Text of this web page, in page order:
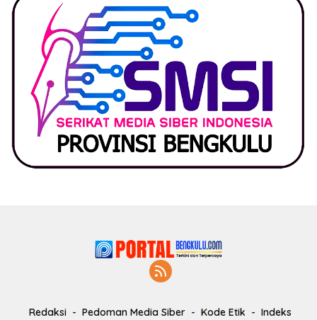
Redaksi Pedoman Media Siber Kode Etik Indeks